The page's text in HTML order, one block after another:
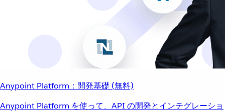
Anypoint Platform：開発基礎 (無料)
Anypoint Platform を使って、API の開発とインテグレーショ